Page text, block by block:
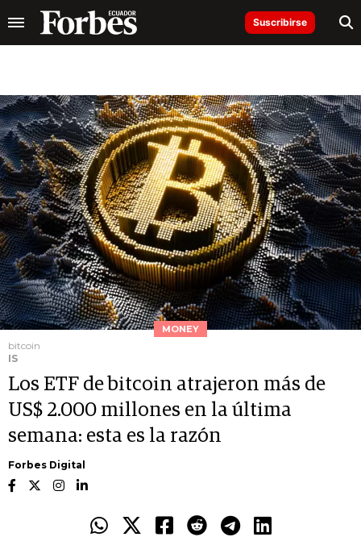
Suscribirse
MONEY
bitcoin
IS
Los ETF de bitcoin atrajeron más de
US$ 2.000 millones en la última
semana: esta es la razón
Forbes Digital